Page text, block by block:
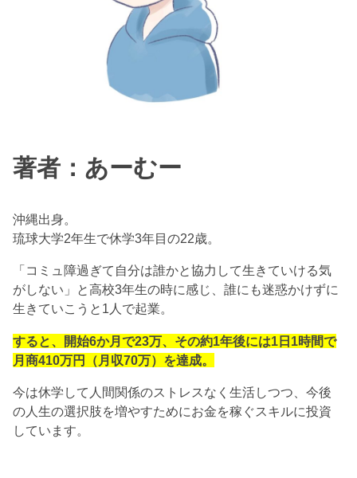
著者：あーむー
沖縄出身。
琉球大学2年生で休学3年目の22歳。
「コミュ障過ぎて自分は誰かと協力して生きていける気
がしない」と高校3年生の時に感じ、誰にも迷惑かけずに
生きていこうと1人で起業。
すると、開始6か月で23万、その約1年後には1日1時間で
月商410万円（月収70万）を達成。
今は休学して人間関係のストレスなく生活しつつ、今後
の人生の選択肢を増やすためにお金を稼ぐスキルに投資
しています。